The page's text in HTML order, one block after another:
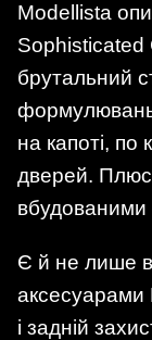
Modellista
Sophisticated
брутальний
на капоті, по
дверей. Плюс
вбудованими
Є й не лише
аксесуарами
і задній